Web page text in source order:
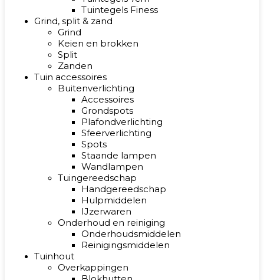
Tuintegels Finess
Grind, split & zand
Grind
Keien en brokken
Split
Zanden
Tuin accessoires
Buitenverlichting
Accessoires
Grondspots
Plafondverlichting
Sfeerverlichting
Spots
Staande lampen
Wandlampen
Tuingereedschap
Handgereedschap
Hulpmiddelen
IJzerwaren
Onderhoud en reiniging
Onderhoudsmiddelen
Reinigingsmiddelen
Tuinhout
Overkappingen